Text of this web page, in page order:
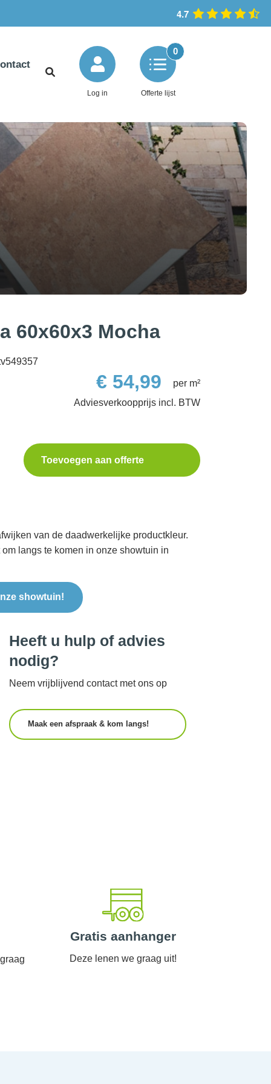
4.7
Log in Offerte lijst
0
60x60x3 Mocha
€ 54,99 per m²
Toevoegen aan offerte
van de daadwerkelijke productkleur.
langs te komen in onze showtuin in
showtuin!
Heeft u hulp of advies
nodig?
Neem vrijblijvend contact met ons op
Maak een afspraak & kom langs!
Gratis aanhanger
Deze lenen we graag uit!